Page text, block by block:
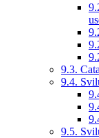
9.3.
9.4.
9.5.